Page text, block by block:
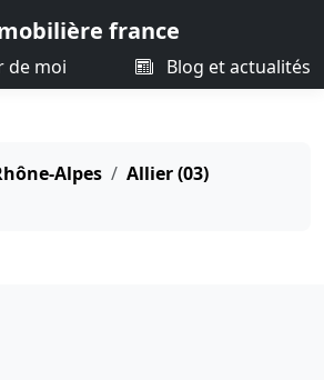
france
de moi Blog et actualités
Alpes
Allier (03)